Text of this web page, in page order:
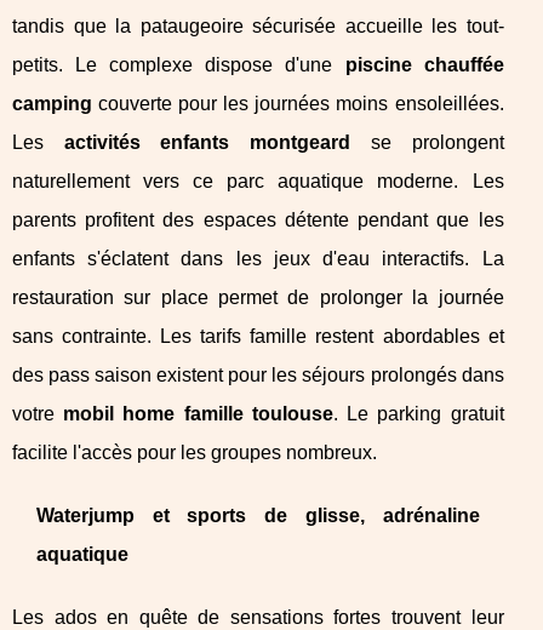
tandis que la pataugeoire sécurisée accueille les tout-
petits. Le complexe dispose d'une piscine chauffée
camping couverte pour les journées moins ensoleillées.
Les activités enfants montgeard
se prolongent
naturellement vers ce parc aquatique moderne. Les
parents profitent des espaces détente pendant que les
enfants s'éclatent dans les jeux d'eau interactifs. La
restauration sur place permet de prolonger la journée
sans contrainte. Les tarifs famille restent abordables et
des pass saison existent pour les séjours prolongés dans
votre mobil home famille toulouse. Le parking gratuit
facilite l'accès pour les groupes nombreux.
Waterjump et sports de glisse, adrénaline
aquatique
Les ados en quête de sensations fortes trouvent leur